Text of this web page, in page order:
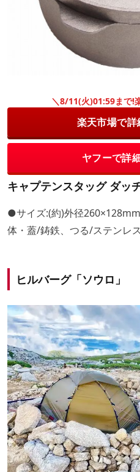
＼8/11(火)01:59まで!
楽天市場で詳
ヤフーで詳
キャプテンスタッグ ダッ
●サイズ:(約)外径
体・蓋/鋳鉄、つる/ステンレ
ヒルバーグ「ソウロ」